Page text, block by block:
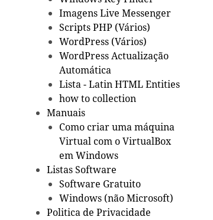
Imagens Live Messenger
Scripts PHP (Vários)
WordPress (Vários)
WordPress Actualização
Automática
Lista - Latin HTML Entities
how to collection
Manuais
Como criar uma máquina
Virtual com o VirtualBox
em Windows
Listas Software
Software Gratuito
Windows (não Microsoft)
Politica de Privacidade